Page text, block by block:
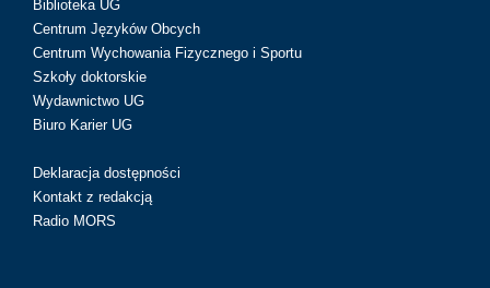
Biblioteka UG
Centrum Języków Obcych
Centrum Wychowania Fizycznego i Sportu
Szkoły doktorskie
Wydawnictwo UG
Biuro Karier UG
Deklaracja dostępności
Kontakt z redakcją
Radio MORS